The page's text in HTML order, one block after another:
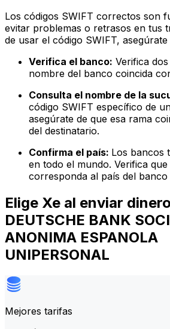
Los códigos SWIFT correctos son
evitar problemas o retrasos en tus
de usar el código SWIFT, asegúrate
Verifica el banco: Verifica
nombre del banco coincida
Consulta el nombre de la
código SWIFT específico de
asegúrate de que esa rama
del destinatario.
Confirma el país: Los bancos
en todo el mundo. Verifica
corresponda al país del banco
Elige Xe al enviar
DEUTSCHE BANK
ANONIMA ESPANOLA
UNIPERSONAL
Mejores tarifas